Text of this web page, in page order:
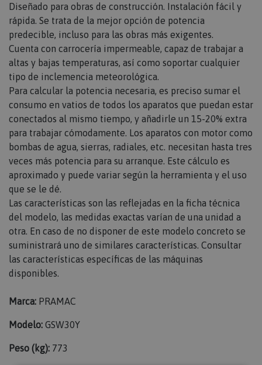
Diseñado para obras de construcción. Instalación fácil y
rápida. Se trata de la mejor opción de potencia
predecible, incluso para las obras más exigentes.
Cuenta con carrocería impermeable, capaz de trabajar a
altas y bajas temperaturas, así como soportar cualquier
tipo de inclemencia meteorológica.
Para calcular la potencia necesaria, es preciso sumar el
consumo en vatios de todos los aparatos que puedan estar
conectados al mismo tiempo, y añadirle un 15-20% extra
para trabajar cómodamente. Los aparatos con motor como
bombas de agua, sierras, radiales, etc. necesitan hasta tres
veces más potencia para su arranque. Este cálculo es
aproximado y puede variar según la herramienta y el uso
que se le dé.
Las características son las reflejadas en la ficha técnica
del modelo, las medidas exactas varían de una unidad a
otra. En caso de no disponer de este modelo concreto se
suministrará uno de similares características. Consultar
las características específicas de las máquinas
disponibles.
Marca: PRAMAC
Modelo: GSW30Y
Peso (kg): 773